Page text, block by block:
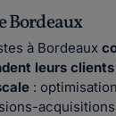
Bordeaux
à Bordeaux
leurs
: